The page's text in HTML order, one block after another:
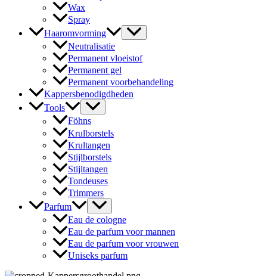
Wax
Spray
Haaromvorming
Neutralisatie
Permanent vloeistof
Permanent gel
Permanent voorbehandeling
Kappersbenodigdheden
Tools
Föhns
Krulborstels
Krultangen
Stijlborstels
Stijltangen
Tondeuses
Trimmers
Parfum
Eau de cologne
Eau de parfum voor mannen
Eau de parfum voor vrouwen
Uniseks parfum